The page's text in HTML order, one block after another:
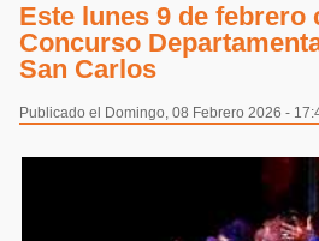
Este lunes 9 de febrero
Concurso
San Carlos
Publicado el Domingo, 08 Febrero 2026 -